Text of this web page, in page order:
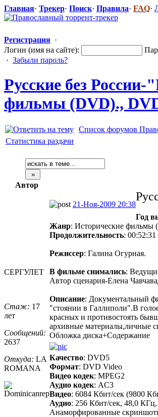
Главная· Трекер· Поиск· Правила· FAQ·
Регистрация ·
Логин (имя на сайте):
· Забыли пароль?
Русские без России-
фильмы (DVD).,
Список форумов
Статистика раздачи
Автор
СЕРГУЛЕТ
Стаж: 17
лет
Сообщений:
2637
Откуда: LA
ROMANA
21-Ноя-2009 20:38
Год
Жанр: Исторические фильмы
Продолжительность: 00:52:31
Режиссер: Галина Огурная.
В фильме снимались:
Автор сценария-Елена
Описание: Документальный
"стоянии в Галлиполи".В
красных и противостоять
архивные материалы,личные
Обложка диска+Содержание
Качество: DVD5
Формат: DVD Video
Видео кодек: MPEG2
Аудио кодек: AC3
Видео: 6084 Кбит/сек (9800
Аудио: 256 Кбит/сек, 48,0
Анаморфированные